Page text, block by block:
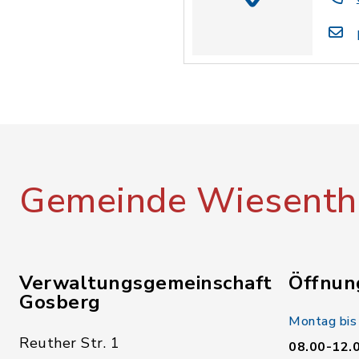
Gemeinde
Verwaltungsgemeinschaft
Gosberg
Reuther Str. 1
Montag
08.00-